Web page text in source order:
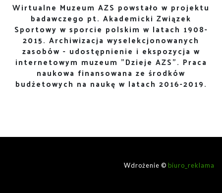
Wirtualne Muzeum AZS powstało w projektu
badawczego pt. Akademicki Związek
Sportowy w sporcie polskim w latach 1908-
2015. Archiwizacja wyselekcjonowanych
zasobów - udostępnienie i ekspozycja w
internetowym muzeum "Dzieje AZS". Praca
naukowa finansowana ze środków
budżetowych na naukę w latach 2016-2019.
Wdrożenie © biuro_reklama